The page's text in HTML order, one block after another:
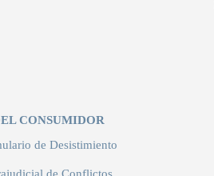
CONSUMIDOR
de Desistimiento
de Conflictos